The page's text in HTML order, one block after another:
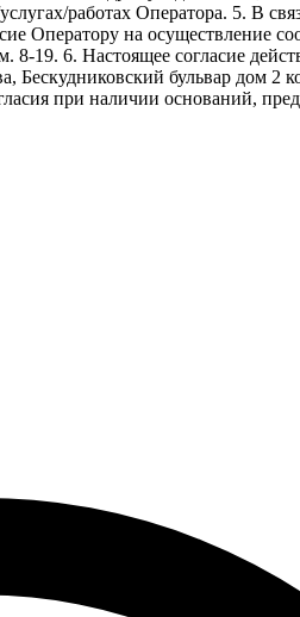
работах Оператора. 5. В
Оператору на осуществление
19. 6. Настоящее согласие
Бескудниковский бульвар дом 2
при наличии оснований,